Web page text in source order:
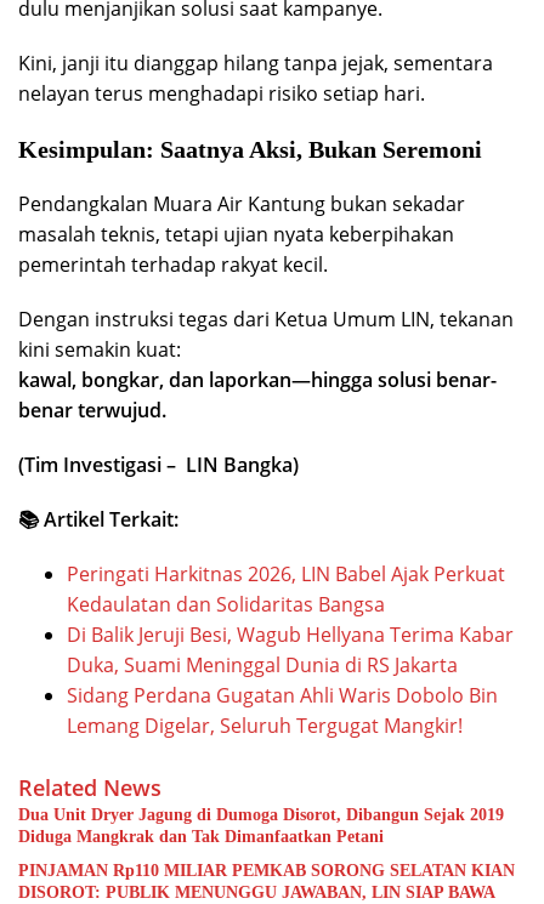
dulu menjanjikan solusi saat kampanye.
Kini, janji itu dianggap hilang tanpa jejak, sementara
nelayan terus menghadapi risiko setiap hari.
Kesimpulan: Saatnya Aksi, Bukan Seremoni
Pendangkalan Muara Air Kantung bukan sekadar
masalah teknis, tetapi ujian nyata keberpihakan
pemerintah terhadap rakyat kecil.
Dengan instruksi tegas dari Ketua Umum LIN, tekanan
kini semakin kuat:
kawal, bongkar, dan laporkan—hingga solusi benar-
benar terwujud.
(Tim Investigasi – LIN Bangka)
📚 Artikel Terkait:
Peringati Harkitnas 2026, LIN Babel Ajak Perkuat
Kedaulatan dan Solidaritas Bangsa
Di Balik Jeruji Besi, Wagub Hellyana Terima Kabar
Duka, Suami Meninggal Dunia di RS Jakarta
Sidang Perdana Gugatan Ahli Waris Dobolo Bin
Lemang Digelar, Seluruh Tergugat Mangkir!
Related News
Dua Unit Dryer Jagung di Dumoga Disorot, Dibangun Sejak 2019
Diduga Mangkrak dan Tak Dimanfaatkan Petani
PINJAMAN Rp110 MILIAR PEMKAB SORONG SELATAN KIAN
DISOROT: PUBLIK MENUNGGU JAWABAN, LIN SIAP BAWA